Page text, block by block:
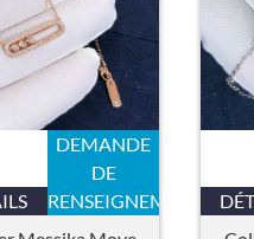
DEMANDE
DE
RENSEIGNEMENTS